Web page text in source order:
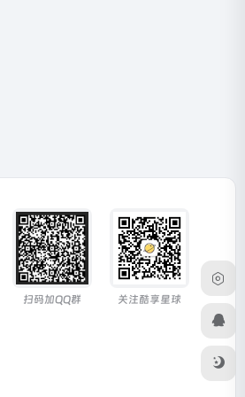
扫码加QQ群 关注酷享星球